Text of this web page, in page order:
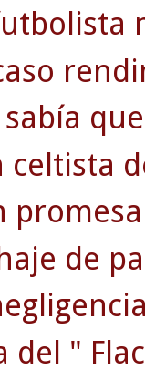
celtista
de
del "